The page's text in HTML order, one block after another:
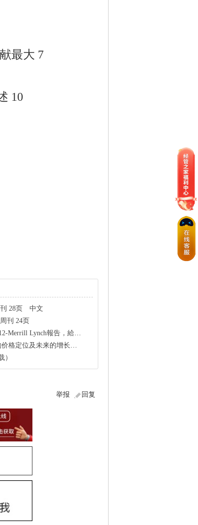
最大 7
10
刊 28页 中文
刊 24页
Lynch報告，給需要的伙伴
定位及未来的增长空间
）
回复
举报